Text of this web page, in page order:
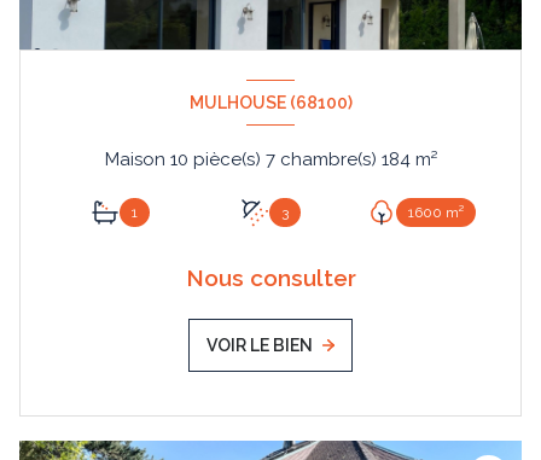
MULHOUSE (68100)
Maison 10 pièce(s) 7 chambre(s) 184 m²
1 3 1600 m²
Nous consulter
VOIR LE BIEN